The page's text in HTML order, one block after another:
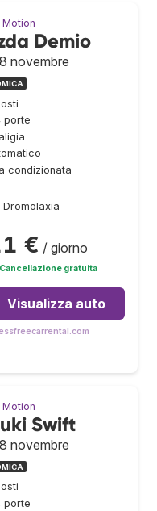
Demio
novembre
porte
condizionata
Dromolaxia
€ / giorno
Cancellazione gratuita
Visualizza auto
Swift
novembre
porte